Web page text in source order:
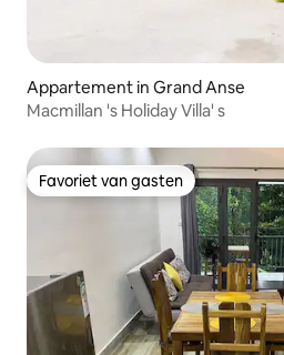
Appartement in Grand Anse
Macmillan 's Holiday Villa' s
Favoriet van gasten
Favoriet van gasten